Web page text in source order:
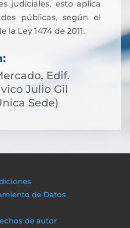
judiciales, esto aplica
públicas, según el
la Ley 1474 de 2011.
Edif.
Julio Gil
Sede)
de Datos
de autor